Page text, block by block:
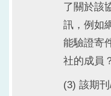
了關於該
訊，例如
能驗證寄
社的成員
(3) 該期